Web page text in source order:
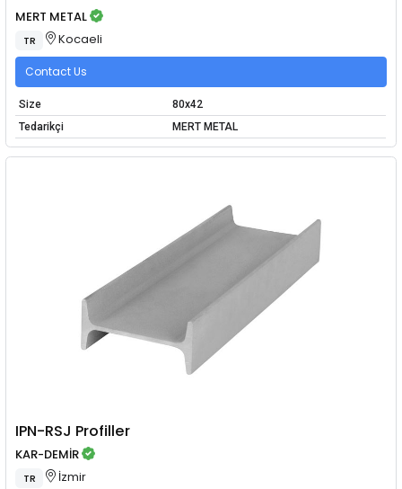
MERT METAL
TR Kocaeli
Contact Us
Size
80x42
Tedarikçi
MERT METAL
IPN-RSJ Profiller
KAR-DEMİR
TR İzmir